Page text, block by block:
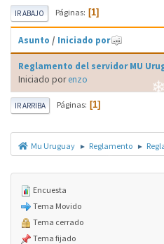
IR ABAJO Páginas 1
Asunto / Iniciado por
Reglamento del servidor MU
Iniciado porenzo
IR ARRIBA Páginas 1
Mu Uruguay ► Reglamento ►
Encuesta
Tema Movido
Tema cerrado
Tema fijado
❄